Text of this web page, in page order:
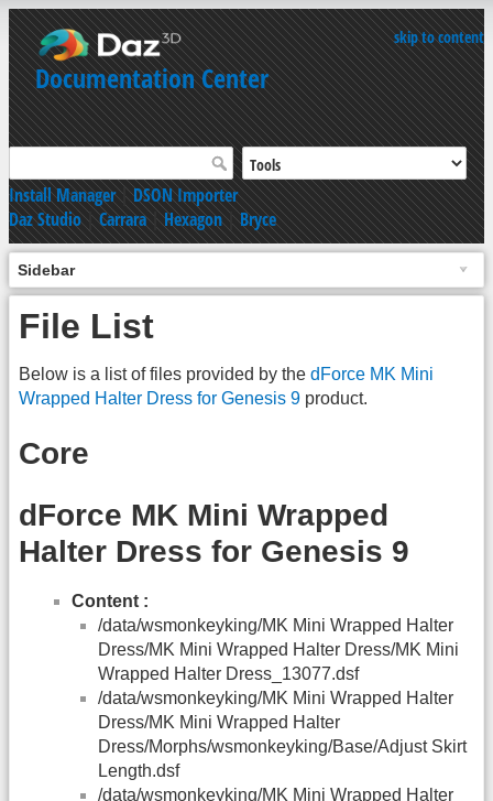
skip to content
Documentation Center
Install Manager|DSON Importer
Daz Studio|Carrara|Hexagon|Bryce
Sidebar
File List
Below is a list of files provided by the dForce MK Mini
Wrapped Halter Dress for Genesis 9 product.
Core
dForce MK Mini Wrapped
Halter Dress for Genesis 9
Content :
/data/wsmonkeyking/MK Mini Wrapped Halter
Dress/MK Mini Wrapped Halter Dress/MK Mini
Wrapped Halter Dress_13077.dsf
/data/wsmonkeyking/MK Mini Wrapped Halter
Dress/MK Mini Wrapped Halter
Dress/Morphs/wsmonkeyking/Base/Adjust Skirt
Length.dsf
/data/wsmonkeyking/MK Mini Wrapped Halter